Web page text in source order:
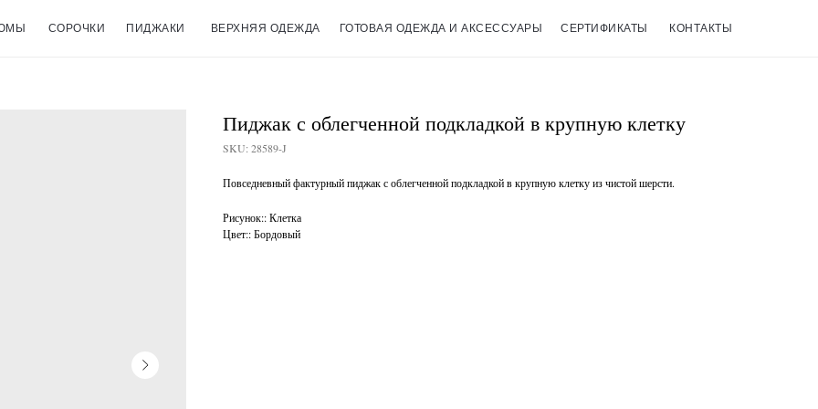
СОРОЧКИ ПИДЖАКИ ВЕРХНЯЯ ОДЕЖДА ГОТОВАЯ ОДЕЖДА И АКСЕССУАРЫ СЕРТИФИКАТЫ КОНТАКТЫ
Пиджак с облегченной подкладкой в крупную клетку
SKU: 28589-J
Повседневный фактурный пиджак с облегченной подкладкой в крупную клетку из чистой шерсти.
Рисунок:: Клетка
Цвет:: Бордовый